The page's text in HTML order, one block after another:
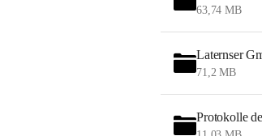
63,74 MB
Laternser
71,2 MB
Protokolle